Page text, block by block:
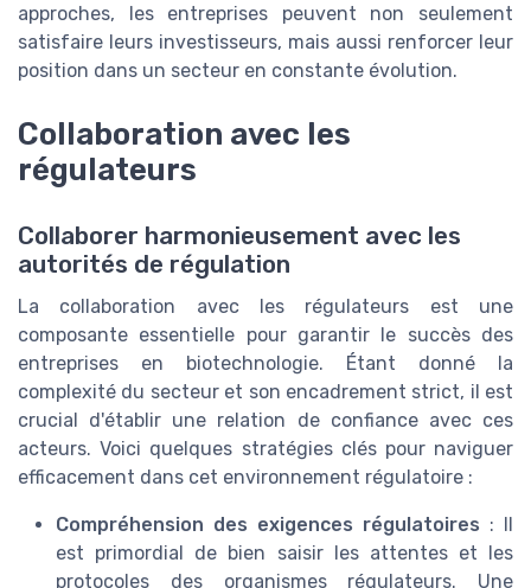
approches, les entreprises peuvent non seulement
satisfaire leurs investisseurs, mais aussi renforcer leur
position dans un secteur en constante évolution.
Collaboration avec les
régulateurs
Collaborer harmonieusement avec les
autorités de régulation
La collaboration avec les régulateurs est une
composante essentielle pour garantir le succès des
entreprises en biotechnologie. Étant donné la
complexité du secteur et son encadrement strict, il est
crucial d'établir une relation de confiance avec ces
acteurs. Voici quelques stratégies clés pour naviguer
efficacement dans cet environnement régulatoire :
Compréhension des exigences régulatoires : Il
est primordial de bien saisir les attentes et les
protocoles des organismes régulateurs. Une